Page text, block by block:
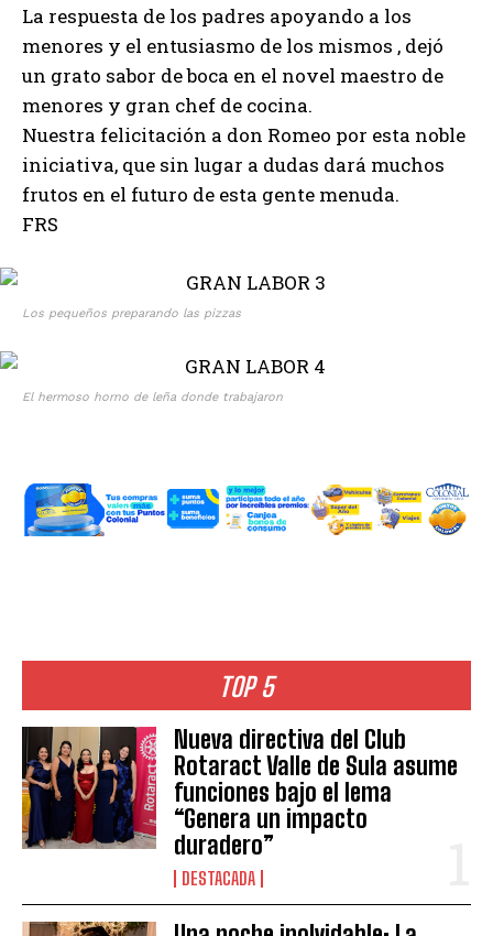
TOP 5
Nueva directiva del Club
Rotaract Valle de Sula asume
funciones bajo el lema
“Genera un impacto
duradero”
DESTACADA
La respuesta de los padres apoyando a los
menores y el entusiasmo de los mismos , dejó
un grato sabor de boca en el novel maestro de
menores y gran chef de cocina.
Nuestra felicitación a don Romeo por esta noble
iniciativa, que sin lugar a dudas dará muchos
frutos en el futuro de esta gente menuda.
FRS
Los pequeños preparando las pizzas
El hermoso horno de leña donde trabajaron